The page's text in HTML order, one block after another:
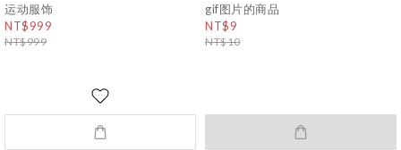
运动服饰
NT$999
NT$999
gif图片的商品
NT$9
NT$10